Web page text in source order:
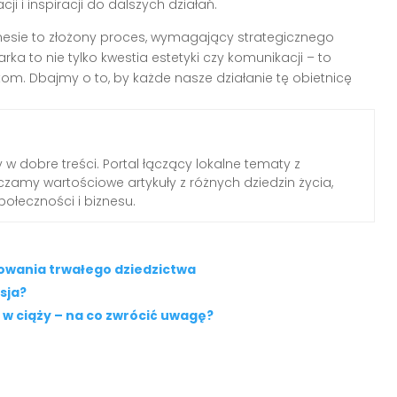
i inspiracji do dalszych działań.
to złożony proces, wymagający strategicznego
to nie tylko kwestia estetyki czy komunikacji – to
Dbajmy o to, by każde nasze działanie tę obietnicę
dobre treści. Portal łączący lokalne tematy z
wartościowe artykuły z różnych dziedzin życia,
i biznesu.
trwałego dziedzictwa
ciąży – na co zwrócić uwagę?